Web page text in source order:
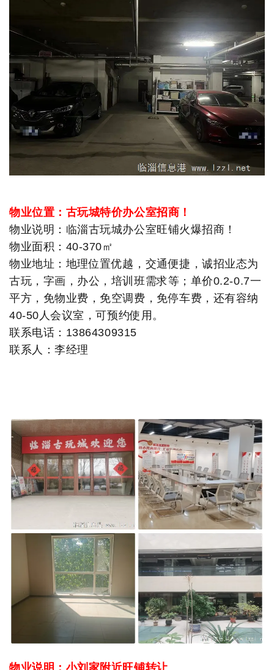
物业位置：古玩城特价办公室招商！
物业说明：临淄古玩城办公室旺铺火爆招商！
物业面积：40-370㎡
物业地址：地理位置优越，交通便捷，诚招业态为
古玩，字画，办公，培训班需求等；单价0.2-0.7一
平方，免物业费，免空调费，免停车费，还有容纳
40-50人会议室，可预约使用。
联系电话：13864309315
联系人：李经理
物业说明：小刘家附近旺铺转让